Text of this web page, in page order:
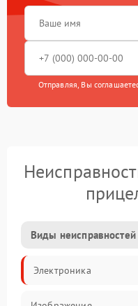
Отправляя, Вы
Виды неисправностей
Электроника